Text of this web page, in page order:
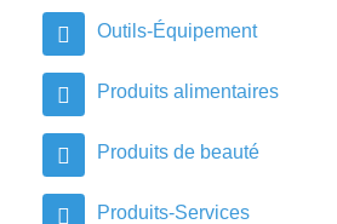
Outils-Équipement
Produits alimentaires
Produits de beauté
Produits-Services